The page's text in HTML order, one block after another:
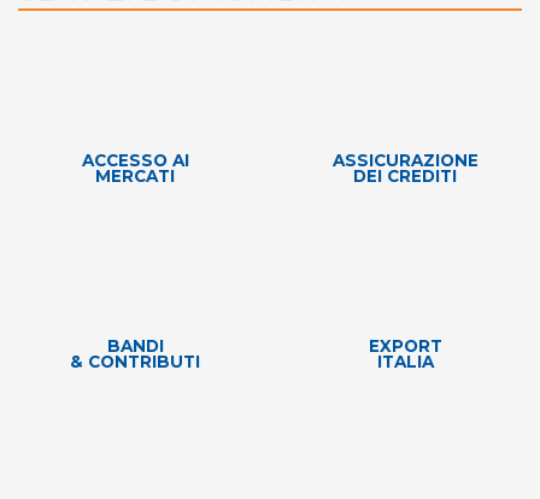
ACCESSO AI
MERCATI
ASSICURAZIONE
DEI CREDITI
BANDI
& CONTRIBUTI
EXPORT
ITALIA